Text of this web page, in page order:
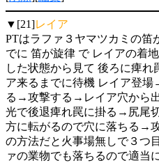
▼[21]レイア
PTはラファ３ヤマツカミの笛
でに 笛が旋律 で レイアの着
した状態から見て 後ろに痺れ
ア来るまでに待機 レイア登
る→攻撃する→レイア穴から
光で後退痺れ罠に掛る→尻尾
方に転がるので穴に落ちる→
の方法だと火事場無しで３つ
ァの業物でも落ちるので適当